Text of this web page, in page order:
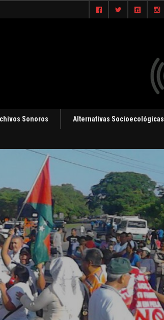
Sonoros Alternativas Socioecológicas